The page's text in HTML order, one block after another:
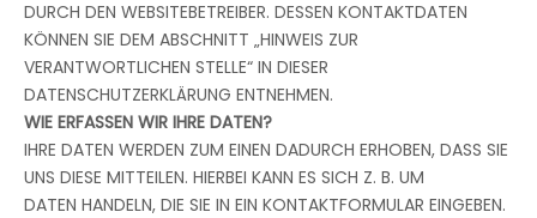
DURCH DEN WEBSITEBETREIBER. DESSEN KONTAKTDATEN
KÖNNEN SIE DEM ABSCHNITT „HINWEIS ZUR
VERANTWORTLICHEN STELLE“ IN DIESER
DATENSCHUTZERKLÄRUNG ENTNEHMEN.
WIE ERFASSEN WIR IHRE DATEN?
IHRE DATEN WERDEN ZUM EINEN DADURCH ERHOBEN, DASS SIE
UNS DIESE MITTEILEN. HIERBEI KANN ES SICH Z. B. UM
DATEN HANDELN, DIE SIE IN EIN KONTAKTFORMULAR EINGEBEN.